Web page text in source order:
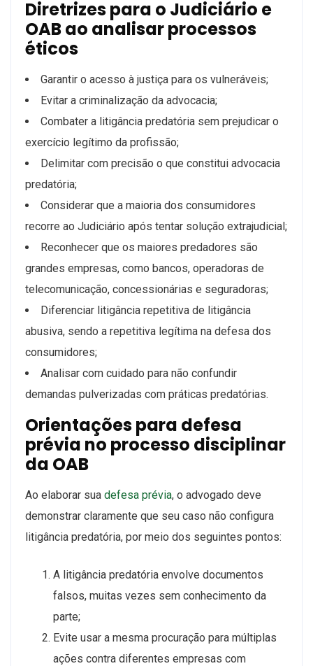
Diretrizes para o Judiciário e
OAB ao analisar processos
éticos
Garantir o acesso à justiça para os vulneráveis;
Evitar a criminalização da advocacia;
Combater a litigância predatória sem prejudicar o
exercício legítimo da profissão;
Delimitar com precisão o que constitui advocacia
predatória;
Considerar que a maioria dos consumidores
recorre ao Judiciário após tentar solução extrajudicial;
Reconhecer que os maiores predadores são
grandes empresas, como bancos, operadoras de
telecomunicação, concessionárias e seguradoras;
Diferenciar litigância repetitiva de litigância
abusiva, sendo a repetitiva legítima na defesa dos
consumidores;
Analisar com cuidado para não confundir
demandas pulverizadas com práticas predatórias.
Orientações para defesa
prévia no processo disciplinar
da OAB
Ao elaborar sua defesa prévia, o advogado deve
demonstrar claramente que seu caso não configura
litigância predatória, por meio dos seguintes pontos:
A litigância predatória envolve documentos
falsos, muitas vezes sem conhecimento da
parte;
Evite usar a mesma procuração para múltiplas
ações contra diferentes empresas com